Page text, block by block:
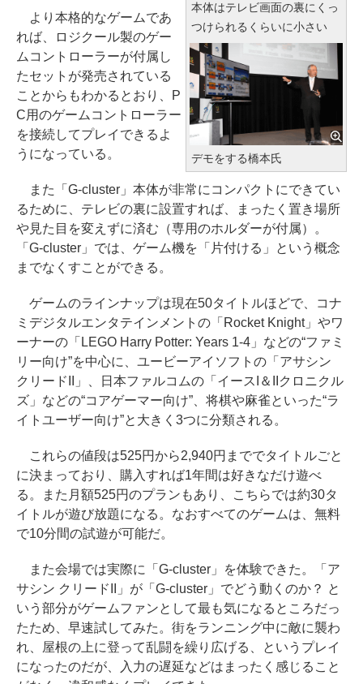
本体はテレビ画面の裏にくっ
つけられるくらいに小さい
デモをする橋本氏
より本格的なゲームであ
れば、ロジクール製のゲー
ムコントローラーが付属し
たセットが発売されている
ことからもわかるとおり、P
C用のゲームコントローラー
を接続してプレイできるよ
うになっている。
また「G-cluster」本体が非常にコンパクトにできてい
るために、テレビの裏に設置すれば、まったく置き場所
や見た目を変えずに済む（専用のホルダーが付属）。
「G-cluster」では、ゲーム機を「片付ける」という概念
までなくすことができる。
ゲームのラインナップは現在50タイトルほどで、コナ
ミデジタルエンタテインメントの「Rocket Knight」やワ
ーナーの「LEGO Harry Potter: Years 1-4」などの“ファミ
リー向け”を中心に、ユービーアイソフトの「アサシン
クリードII」、日本ファルコムの「イースI＆IIクロニクル
ズ」などの“コアゲーマー向け”、将棋や麻雀といった“ラ
イトユーザー向け”と大きく3つに分類される。
これらの値段は525円から2,940円まででタイトルごと
に決まっており、購入すれば1年間は好きなだけ遊べ
る。また月額525円のプランもあり、こちらでは約30タ
イトルが遊び放題になる。なおすべてのゲームは、無料
で10分間の試遊が可能だ。
また会場では実際に「G-cluster」を体験できた。「ア
サシン クリードII」が「G-cluster」でどう動くのか？ と
いう部分がゲームファンとして最も気になるところだっ
たため、早速試してみた。街をランニング中に敵に襲わ
れ、屋根の上に登って乱闘を繰り広げる、というプレイ
になったのだが、入力の遅延などはまったく感じること